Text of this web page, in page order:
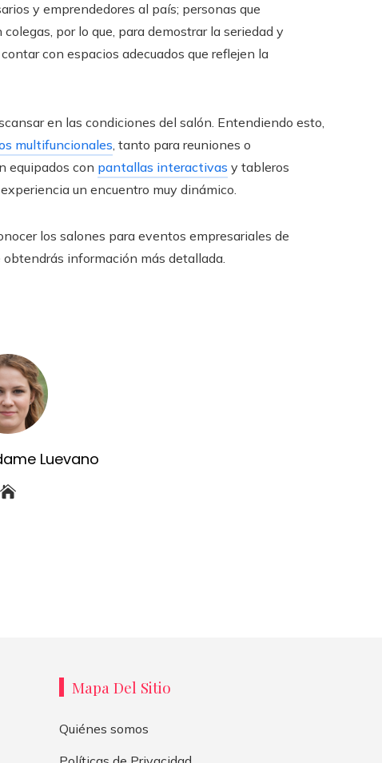
y emprendedores al país; personas que
por lo que, para demostrar la seriedad y
con espacios adecuados que reflejen la
en las condiciones del salón. Entendiendo esto,
multifuncionales, tanto para reuniones o
equipados con pantallas interactivas y tableros
un encuentro muy dinámico.
los salones para eventos empresariales de
información más detallada.
Luevano
Mapa Del Sitio
Quiénes somos